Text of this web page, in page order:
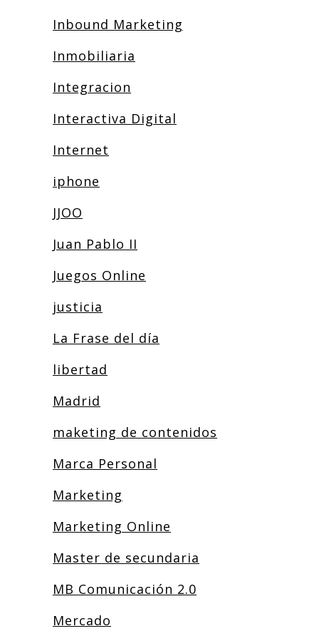
Inbound Marketing
Inmobiliaria
Integracion
Interactiva Digital
Internet
iphone
JJOO
Juan Pablo II
Juegos Online
justicia
La Frase del día
libertad
Madrid
maketing de contenidos
Marca Personal
Marketing
Marketing Online
Master de secundaria
MB Comunicación 2.0
Mercado